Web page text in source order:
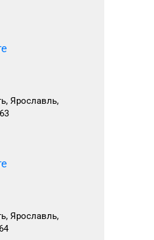
Ярославль,
Ярославль,